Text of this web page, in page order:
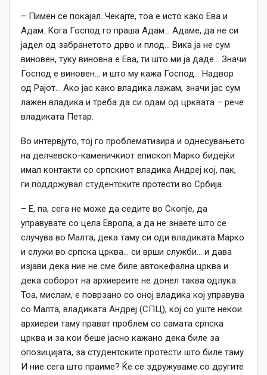
– Пимен се покајал. Чекајте, тоа е исто како Ева и
Адам. Кога Господ го праша Адам… Адаме, да не си
јадел од забранетото дрво и плод… Вика ја не сум
виновен, туку виновна е Ева, ти што ми ја даде… Значи
Господ е виновен… и што му кажа Господ… Надвор
од Рајот… Ако јас како владика лажам, значи јас сум
лажен владика и треба да си одам од црквата – рече
владиката Петар.
Во интервјуто, тој го проблематизира и однесувањето
на делчевско-каменичкиот епископ Марко бидејќи
имал контакти со српскиот владика Андреј кој, пак,
ги поддржувал студентските протести во Србија.
– Е, па, сега не може да седите во Скопје, да
управувате со цела Европа, а да не знаете што се
случува во Малта, дека таму си оди владиката Марко
и служи во српска црква… си врши служби… и дава
изјави дека ние не сме биле автокефална црква и
дека соборот на архиереите не донел таква одлука.
Тоа, мислам, е поврзано со оној владика кој управува
со Малта, владиката Андреј (СПЦ), кој со уште некои
архиереи таму прават проблем со самата српска
црква и за кои беше јасно кажано дека биле за
опозицијата, за студентските протести што биле таму.
И ние сега што праиме? Ќе се здружуваме со другите